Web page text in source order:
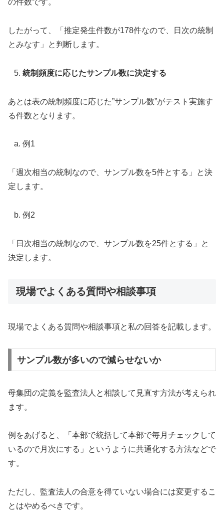
の件数です。
したがって、「推定発生件数が178件なので、日次の統制
とみなす」と判断します。
統制頻度に応じたサンプル数に決定する
あとは表の統制頻度に応じた”サンプル数”がテスト実施す
る件数となります。
例1
「週次相当の統制なので、サンプル数を5件とする」と決
定します。
例2
「日次相当の統制なので、サンプル数を25件とする」と
決定します。
現場でよくある質問や相談事項
現場でよくある質問や相談事項と私の回答を記載します。
サンプル数が多いので減らせないか
母集団の定義を監査法人と相談して見直す方法が考えられ
ます。
例をあげると、「本部で統括して本部で毎月チェックして
いるので月次にする」というように共通化する方法などで
す。
ただし、監査法人の合意を得ていない場合には変更するこ
とはやめるべきです。